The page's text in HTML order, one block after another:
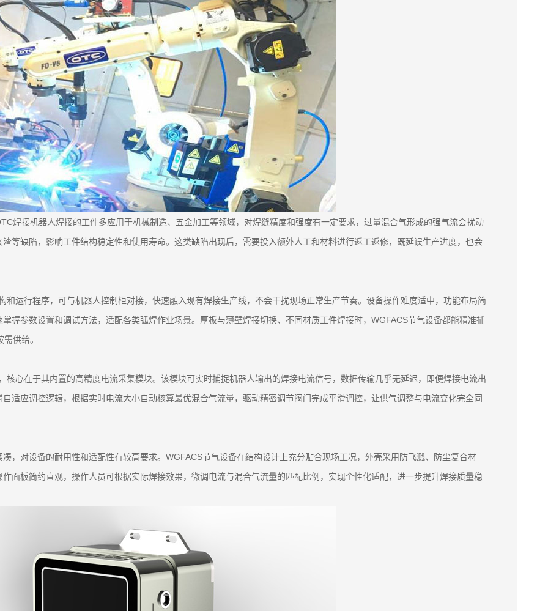
焊接机器人焊接的工件多应用于机械制造、五金加工等领域，对焊缝精度和强度有一定要求，过量混合气形成的强气流会扰动
等缺陷，影响工件结构稳定性和使用寿命。这类缺陷出现后，需要投入额外人工和材料进行返工返修，既延误生产进度，也会
运行程序，可与机器人控制柜对接，快速融入现有焊接生产线，不会干扰现场正常生产节奏。设备操作难度适中，功能布局简
握参数设置和调试方法，适配各类弧焊作业场景。厚板与薄壁焊接切换、不同材质工件焊接时，WGFACS节气设备都能精准捕
供给。
心在于其内置的高精度电流采集模块。该模块可实时捕捉机器人输出的焊接电流信号，数据传输几乎无延迟，即便焊接电流出
适应调控逻辑，根据实时电流大小自动核算最优混合气流量，驱动精密调节阀门完成平滑调控，让供气调整与电流变化完全同
，对设备的耐用性和适配性有较高要求。WGFACS节气设备在结构设计上充分贴合现场工况，外壳采用防飞溅、防尘复合材
面板简约直观，操作人员可根据实际焊接效果，微调电流与混合气流量的匹配比例，实现个性化适配，进一步提升焊接质量稳